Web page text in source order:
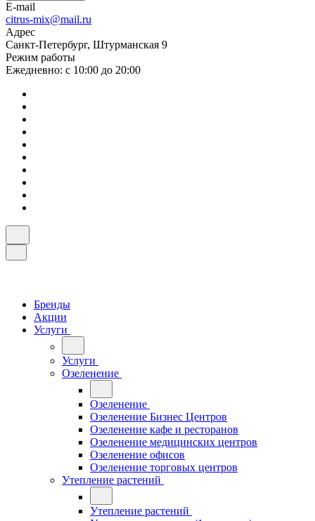
E-mail
citrus-mix@mail.ru
Адрес
Санкт-Петербург, Штурманская 9
Режим работы
Ежедневно: с 10:00 до 20:00
Бренды
Акции
Услуги
Услуги
Озеленение
Озеленение
Озеленение Бизнес Центров
Озеленение кафе и ресторанов
Озеленение медицинских центров
Озеленение офисов
Озеленение торговых центров
Утепление растений
Утепление растений